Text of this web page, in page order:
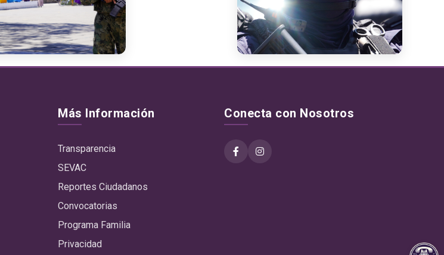
Más Información
Transparencia
SEVAC
Reportes Ciudadanos
Convocatorias
Programa Familia
Privacidad
Conecta con Nosotros